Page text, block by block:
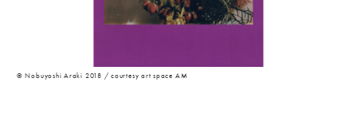
© Nobuyoshi Araki 2018 / courtesy art space AM